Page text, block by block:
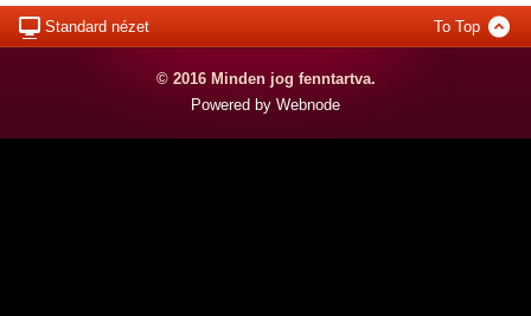
Standard nézet To Top
© 2016 Minden jog fenntartva.
Powered by Webnode